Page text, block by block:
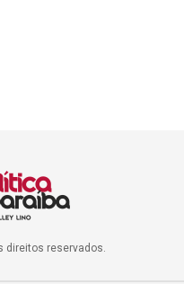
direitos reservados.